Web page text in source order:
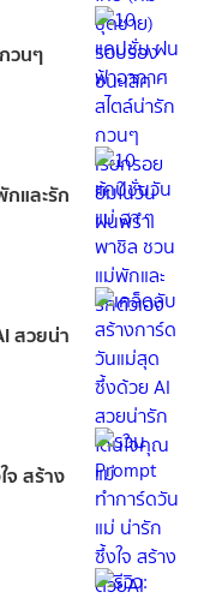
วนๆ
สวยน่า
จ สร้าง